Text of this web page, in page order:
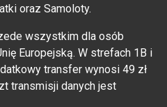
oraz Samoloty.
wszystkim dla osób
Europejską. W strefach 1B i
transfer wynosi 49 zł
transmisji danych jest